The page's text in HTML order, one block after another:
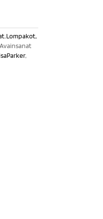
,Lompakot,
Avainsanat
,